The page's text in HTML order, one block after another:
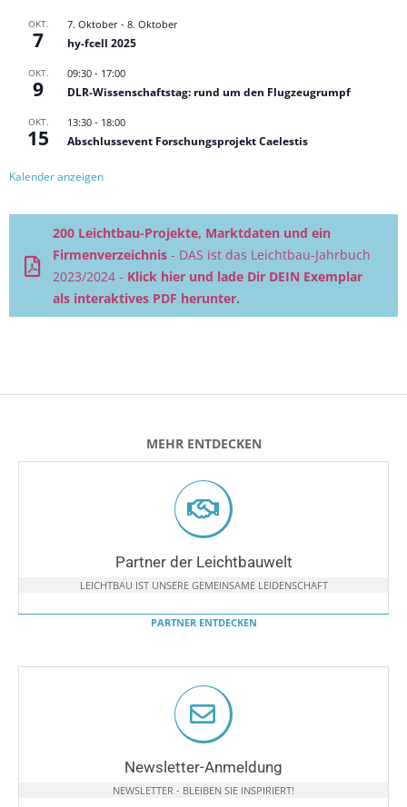
OKT.
7
7. Oktober - 8. Oktober
hy-fcell 2025
OKT.
9
09:30 - 17:00
DLR-Wissenschaftstag: rund um den Flugzeugrumpf
OKT.
15
13:30 - 18:00
Abschlussevent Forschungsprojekt Caelestis
Kalender anzeigen
200 Leichtbau-Projekte, Marktdaten und ein
Firmenverzeichnis - DAS ist das Leichtbau-Jahrbuch
2023/2024 - Klick hier und lade Dir DEIN Exemplar
als interaktives PDF herunter.
MEHR ENTDECKEN
Partner der Leichtbauwelt
LEICHTBAU IST UNSERE GEMEINSAME LEIDENSCHAFT
PARTNER ENTDECKEN
Newsletter-Anmeldung
NEWSLETTER - BLEIBEN SIE INSPIRIERT!